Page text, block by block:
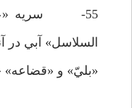
55- سريه
السلاسل» آبي
«بليّ» و «قضاعه»